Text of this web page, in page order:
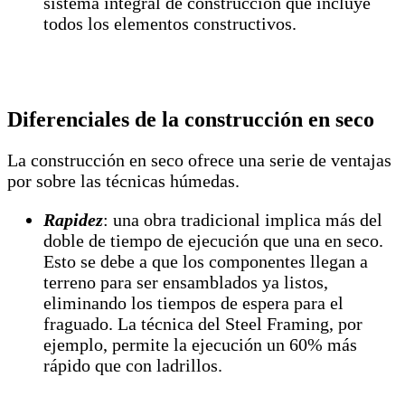
todos los elementos constructivos.
Diferenciales de la construcción en seco
La construcción en seco ofrece una serie de ventajas
por sobre las técnicas húmedas.
Rapidez: una obra tradicional implica más del
doble de tiempo de ejecución que una en seco.
Esto se debe a que los componentes llegan a
terreno para ser ensamblados ya listos,
eliminando los tiempos de espera para el
fraguado. La técnica del Steel Framing, por
ejemplo, permite la ejecución un 60% más
rápido que con ladrillos.